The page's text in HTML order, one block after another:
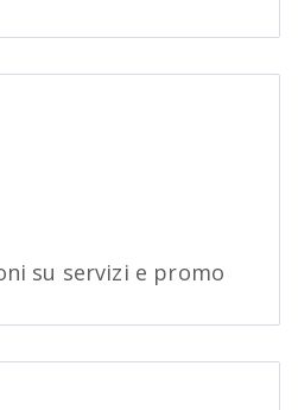
su servizi e promo